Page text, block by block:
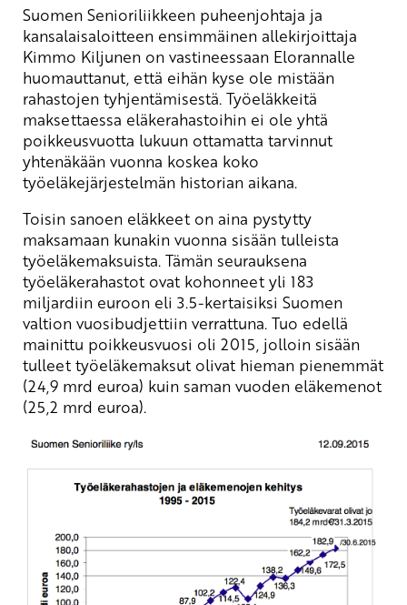
Suomen Senioriliikkeen puheenjohtaja ja
kansalaisaloitteen ensimmäinen allekirjoittaja
Kimmo Kiljunen on vastineessaan Elorannalle
huomauttanut, että eihän kyse ole mistään
rahastojen tyhjentämisestä. Työeläkkeitä
maksettaessa eläkerahastoihin ei ole yhtä
poikkeusvuotta lukuun ottamatta tarvinnut
yhtenäkään vuonna koskea koko
työeläkejärjestelmän historian aikana.
Toisin sanoen eläkkeet on aina pystytty
maksamaan kunakin vuonna sisään tulleista
työeläkemaksuista. Tämän seurauksena
työeläkerahastot ovat kohonneet yli 183
miljardiin euroon eli 3.5-kertaisiksi Suomen
valtion vuosibudjettiin verrattuna. Tuo edellä
mainittu poikkeusvuosi oli 2015, jolloin sisään
tulleet työeläkemaksut olivat hieman pienemmät
(24,9 mrd euroa) kuin saman vuoden eläkemenot
(25,2 mrd euroa).